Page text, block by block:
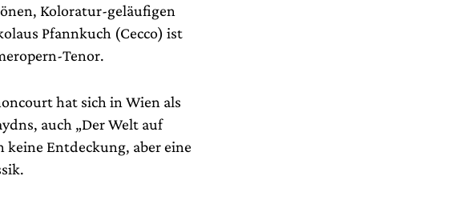
Koloratur-geläufigen
Pfannkuch (Cecco) ist
Tenor.
hat sich in Wien als
auch „Der Welt auf
Entdeckung, aber eine